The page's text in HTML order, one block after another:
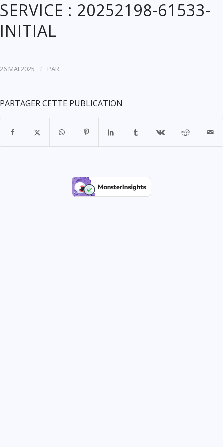
SERVICE : 20252198-61533-
INITIAL
26 MAI 2025 / PAR
PARTAGER CETTE PUBLICATION